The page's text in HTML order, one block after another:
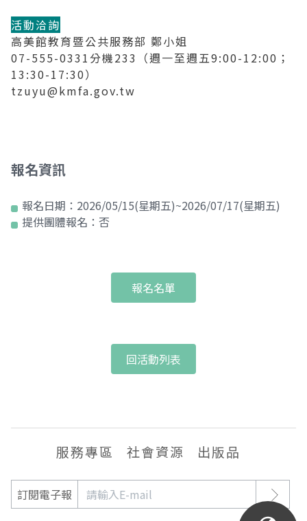
活動洽詢
高美館教育暨公共服務部 鄭小姐
07-555-0331分機233（週一至週五9:00-12:00；
13:30-17:30）
tzuyu@kmfa.gov.tw
報名資訊
報名日期： 2026/05/15(星期五)~2026/07/17(星期五)
提供團體報名： 否
報名名單
回活動列表
服務專區 社會資源 出版品
訂閱電子報